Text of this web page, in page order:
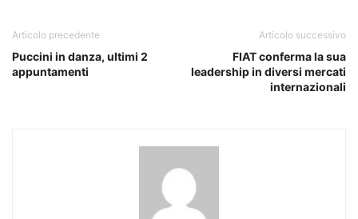
Articolo precedente
Puccini in danza, ultimi 2
appuntamenti
Articolo successivo
FIAT conferma la sua
leadership in diversi mercati
internazionali